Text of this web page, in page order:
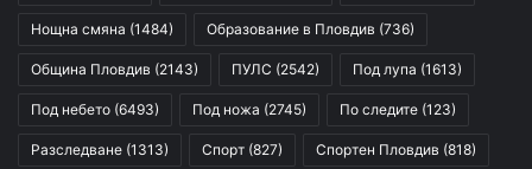
Нощна смяна (1484) Образование в Пловдив (736)
Община Пловдив (2143) ПУЛС (2542) Под лупа (1613)
Под небето (6493) Под ножа (2745) По следите (123)
Разследване (1313) Спорт (827) Спортен Пловдив (818)